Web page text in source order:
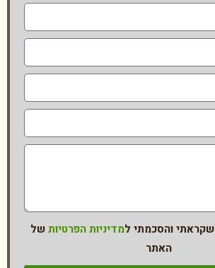
והסכמתי למדיניות הפרטיותשל
האתר